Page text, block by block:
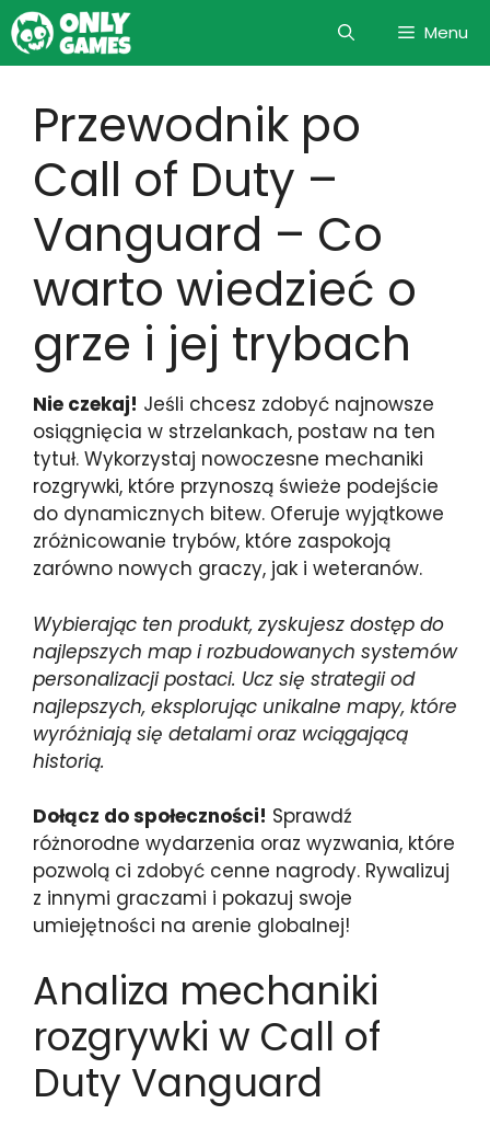
Skip
to
content
Menu
Przewodnik po
Call of Duty –
Vanguard – Co
warto wiedzieć o
grze i jej trybach
Nie czekaj! Jeśli chcesz zdobyć najnowsze
osiągnięcia w strzelankach, postaw na ten
tytuł. Wykorzystaj nowoczesne mechaniki
rozgrywki, które przynoszą świeże podejście
do dynamicznych bitew. Oferuje wyjątkowe
zróżnicowanie trybów, które zaspokoją
zarówno nowych graczy, jak i weteranów.
Wybierając ten produkt, zyskujesz dostęp do
najlepszych map i rozbudowanych systemów
personalizacji postaci. Ucz się strategii od
najlepszych, eksplorując unikalne mapy, które
wyróżniają się detalami oraz wciągającą
historią.
Dołącz do społeczności! Sprawdź
różnorodne wydarzenia oraz wyzwania, które
pozwolą ci zdobyć cenne nagrody. Rywalizuj
z innymi graczami i pokazuj swoje
umiejętności na arenie globalnej!
Analiza mechaniki
rozgrywki w Call of
Duty Vanguard